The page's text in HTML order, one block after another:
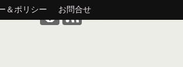
＆ポリシー お問合せ